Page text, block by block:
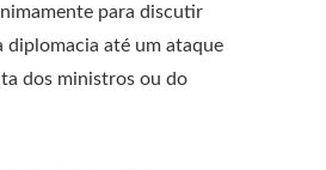
para discutir
diplomacia até um ataque
dos ministros ou do